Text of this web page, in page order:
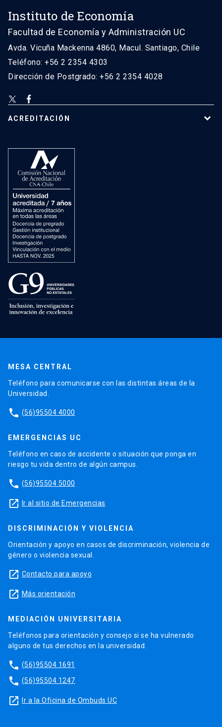
Instituto de Economía
Facultad de Economía y Administración UC
Avda. Vicuña Mackenna 4860, Macul. Santiago, Chile
Teléfono: +56 2 2354 4303
Dirección de Postgrado: +56 2 2354 4028
ACREDITACIÓN
MESA CENTRAL
Teléfono para comunicarse con las distintas áreas de la
Universidad.
phone (56)95504 4000
EMERGENCIAS UC
Teléfono en caso de accidente o situación que ponga en
riesgo tu vida dentro de algún campus.
phone (56)95504 5000
launch Ir al sitio de Emergencias
DISCRIMINACIÓN Y VIOLENCIA
Orientación y apoyo en casos de discriminación, violencia de
género o violencia sexual.
launch Contacto para apoyo
launch Más orientación
MEDIACIÓN UNIVERSITARIA
Teléfonos para orientación y consejo si se ha vulnerado
alguno de tus derechos en la universidad.
phone (56)95504 1691
phone (56)95504 1247
launch Ir a la Oficina de Ombuds UC